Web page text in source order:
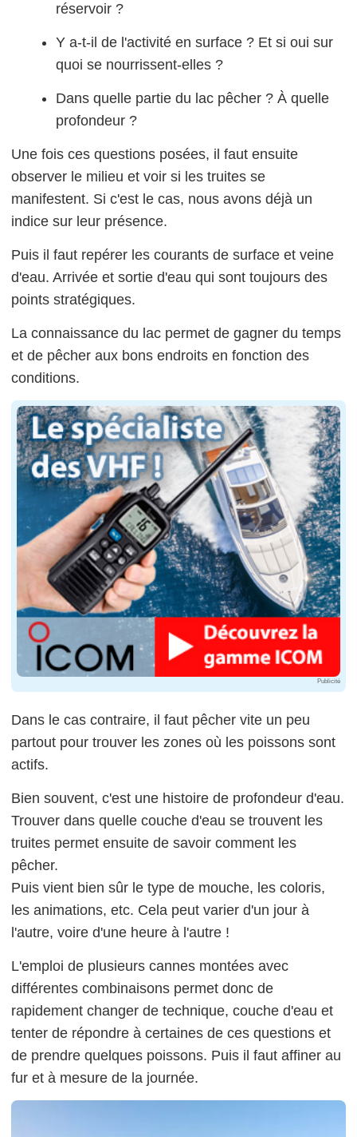
réservoir ?
Y a-t-il de l'activité en surface ? Et si oui sur
quoi se nourrissent-elles ?
Dans quelle partie du lac pêcher ? À quelle
profondeur ?
Une fois ces questions posées, il faut ensuite
observer le milieu et voir si les truites se
manifestent. Si c'est le cas, nous avons déjà un
indice sur leur présence.
Puis il faut repérer les courants de surface et veine
d'eau. Arrivée et sortie d'eau qui sont toujours des
points stratégiques.
La connaissance du lac permet de gagner du temps
et de pêcher aux bons endroits en fonction des
conditions.
Publicité
Dans le cas contraire, il faut pêcher vite un peu
partout pour trouver les zones où les poissons sont
actifs.
Bien souvent, c'est une histoire de profondeur d'eau.
Trouver dans quelle couche d'eau se trouvent les
truites permet ensuite de savoir comment les
pêcher.
Puis vient bien sûr le type de mouche, les coloris,
les animations, etc. Cela peut varier d'un jour à
l'autre, voire d'une heure à l'autre !
L'emploi de plusieurs cannes montées avec
différentes combinaisons permet donc de
rapidement changer de technique, couche d'eau et
tenter de répondre à certaines de ces questions et
de prendre quelques poissons. Puis il faut affiner au
fur et à mesure de la journée.